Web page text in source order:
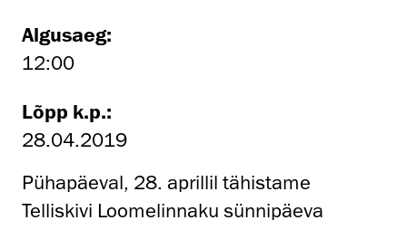
Algusaeg:
12:00
Lõpp k.p.:
28.04.2019
Pühapäeval, 28. aprillil tähistame
Telliskivi Loomelinnaku sünnipäeva